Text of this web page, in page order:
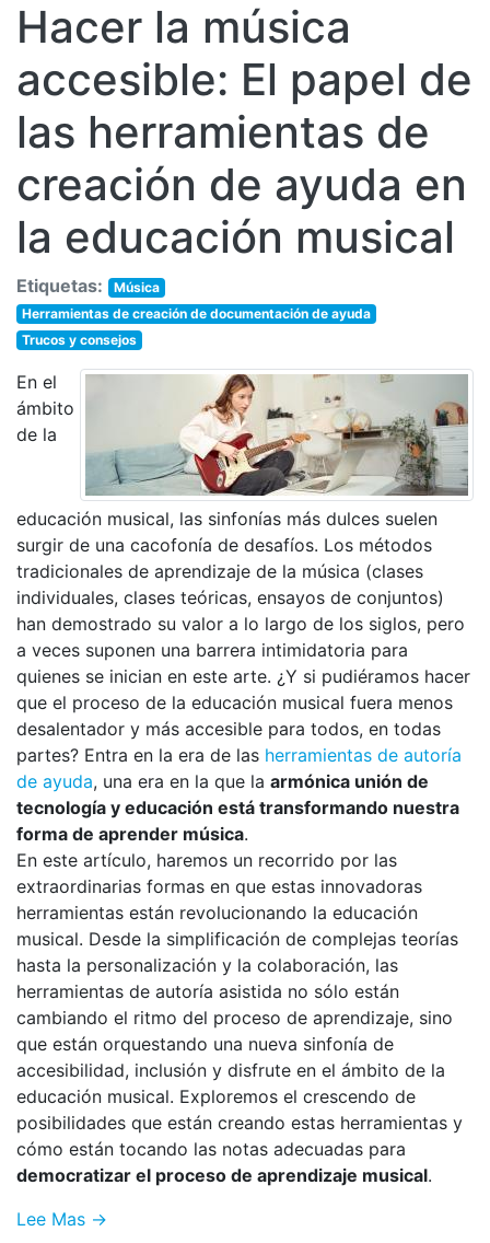
Hacer la música
accesible: El papel de
las herramientas de
creación de ayuda en
la educación musical
Etiquetas:
Música
Herramientas de creación de documentación de ayuda
Trucos y consejos
En el
ámbito
de la
educación musical, las sinfonías más dulces suelen
surgir de una cacofonía de desafíos. Los métodos
tradicionales de aprendizaje de la música (clases
individuales, clases teóricas, ensayos de conjuntos)
han demostrado su valor a lo largo de los siglos, pero
a veces suponen una barrera intimidatoria para
quienes se inician en este arte. ¿Y si pudiéramos hacer
que el proceso de la educación musical fuera menos
desalentador y más accesible para todos, en todas
partes? Entra en la era de las herramientas de autoría
de ayuda, una era en la que la armónica unión de
tecnología y educación está transformando nuestra
forma de aprender música.
En este artículo, haremos un recorrido por las
extraordinarias formas en que estas innovadoras
herramientas están revolucionando la educación
musical. Desde la simplificación de complejas teorías
hasta la personalización y la colaboración, las
herramientas de autoría asistida no sólo están
cambiando el ritmo del proceso de aprendizaje, sino
que están orquestando una nueva sinfonía de
accesibilidad, inclusión y disfrute en el ámbito de la
educación musical. Exploremos el crescendo de
posibilidades que están creando estas herramientas y
cómo están tocando las notas adecuadas para
democratizar el proceso de aprendizaje musical.
Lee Mas →